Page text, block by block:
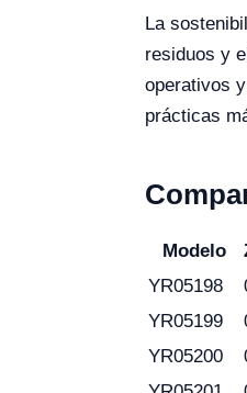
La
residuos y
operativos
prácticas
Modelo
YR05198
YR05199
YR05200